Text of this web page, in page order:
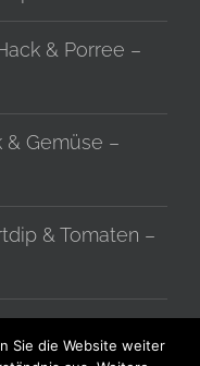
& Porree –
& Gemüse –
& Tomaten –
Sie die Website weiter